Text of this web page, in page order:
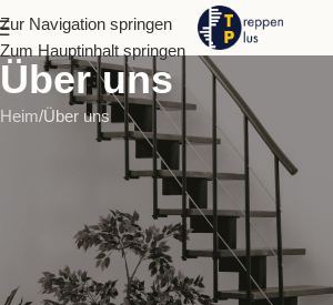
Zur Navigation springen
Zum Hauptinhalt springen
Über uns
Heim Über uns
JSM Treppen Plusist ein europaweit tätiges
Familienunternehmen spezialisiert auf
Neben Deutschland verkaufen wir auch in der
und Ungarn seit mehr als 5 Jahren Treppen
Produzenten aus Deutschland, Österreich